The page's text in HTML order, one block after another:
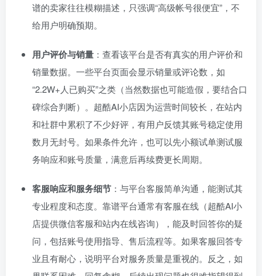
谱的卖家往往模糊描述，只强调“高级帐号很便宜”，不
给用户明确预期。
用户评价与销量 ：查看该平台是否有真实的用户评价和
销量数据。一些平台页面会显示销量或评论数，如
“2.2W+人已购买”之类（当然数据也可能造假，要结合口
碑综合判断）。超酷AI小店因为运营时间较长，在站内
和社群中累积了不少好评，有用户反馈其账号稳定使用
数月无封号。如果条件允许，也可以先小额试单测试服
务响应和账号质量，满意后再续费更长周期。
客服响应和服务细节 ：与平台客服简单沟通，能测试其
专业程度和态度。靠谱平台通常有客服在线（超酷AI小
店提供微信客服和站内在线咨询），能及时回答你的疑
问，包括账号使用指导、售后流程等。如果客服回答专
业且有耐心，说明平台对服务质量是重视的。反之，如